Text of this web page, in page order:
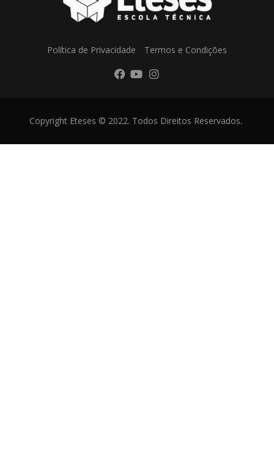
Política de Privacidade Termos e Condições
Copyright Eteses © 2022. Todos Direitos Reservados.